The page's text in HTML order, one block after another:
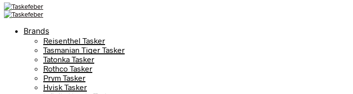
Brands
Reisenthel Tasker
Tasmanian Tiger Tasker
Tatonka Tasker
Rothco Tasker
Prym Tasker
Hvisk Tasker